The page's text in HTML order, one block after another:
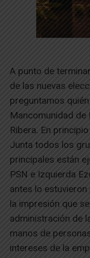
A punto de
de las nuevas
preguntamos
Mancomunidad de
Ribera. En
Junta todos los
principales están
PSN e Izquierda
antes lo estuvieron
la impresión que
administración de
manos de
intereses de la